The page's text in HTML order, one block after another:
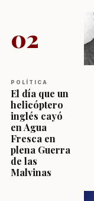
02
POLÍTICA
El día que un
helicóptero
inglés cayó
en Agua
Fresca en
plena Guerra
de las
Malvinas